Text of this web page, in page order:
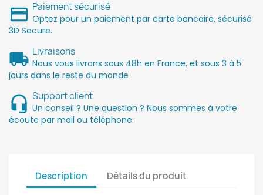
Paiement sécurisé
Optez pour un paiement par carte bancaire, sécurisé
3D Secure.
Livraisons
Nous vous livrons sous 48h en France, et sous 3 à 5
jours dans le reste du monde
Support client
Un conseil ? Une question ? Nous sommes à votre
écoute par mail ou téléphone.
Description Détails du produit